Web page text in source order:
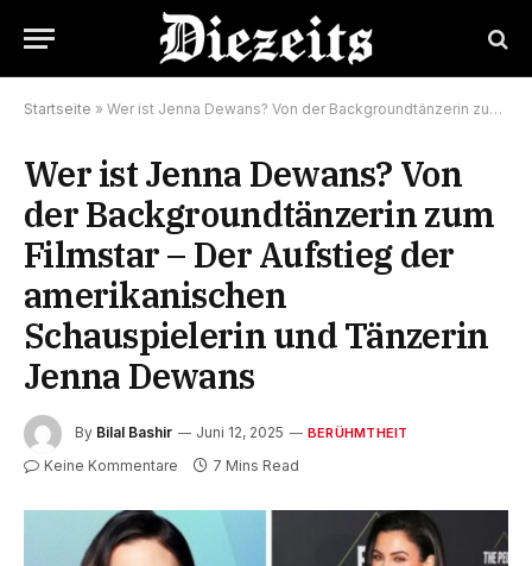
Startseite » Wer ist Jenna Dewans? Von der Backgroundtänzerin zum Filmstar – Der Aufstieg der amerikanischen Schauspielerin und Tänzerin Jenna Dewans
Wer ist Jenna Dewans? Von
der Backgroundtänzerin zum
Filmstar – Der Aufstieg der
amerikanischen
Schauspielerin und Tänzerin
Jenna Dewans
By Bilal Bashir Juni 12, 2025 BERÜHMTHEIT
Keine Kommentare 7 Mins Read